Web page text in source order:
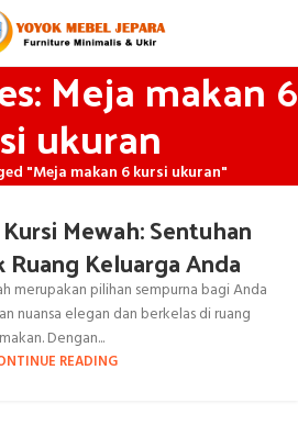
Meja makan 6
ukuran
"Meja makan 6 kursi ukuran"
Mewah: Sentuhan
Keluarga Anda
merupakan pilihan sempurna bagi Anda
nuansa elegan dan berkelas di ruang
makan. Dengan...
READING